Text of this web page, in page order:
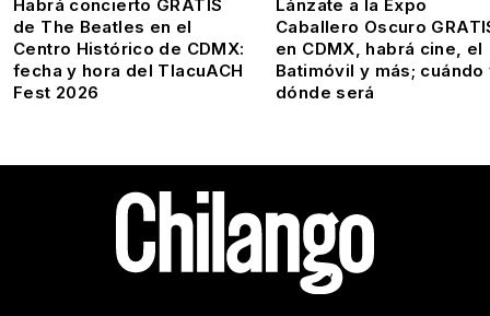
Habrá concierto GRATIS
de The Beatles en el
Centro Histórico de CDMX:
fecha y hora del TlacuACH
Fest 2026
Lánzate a la Expo
Caballero Oscuro
en CDMX, habrá cine, el
Batimóvil y más; cuándo
dónde será